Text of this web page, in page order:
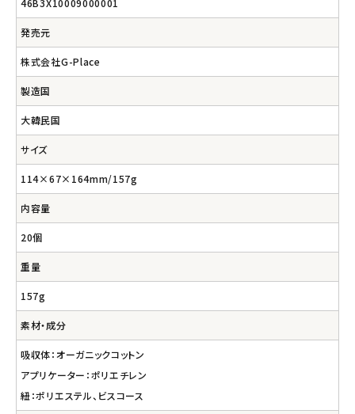
46B3X10009000001
発売元
株式会社G-Place
製造国
大韓民国
サイズ
114×67×164mm/157g
内容量
20個
重量
157g
素材・成分
吸収体：オーガニックコットン
アプリケーター：ポリエチレン
紐：ポリエステル、ビスコース